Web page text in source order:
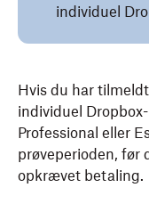
individuel
Hvis du har
individuel
Professional eller
prøveperioden, før
opkrævet betaling.